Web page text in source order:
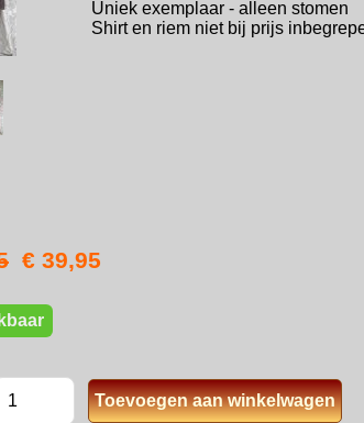
Uniek exemplaar - alleen stomen
Shirt en riem niet bij prijs
€ 39,95